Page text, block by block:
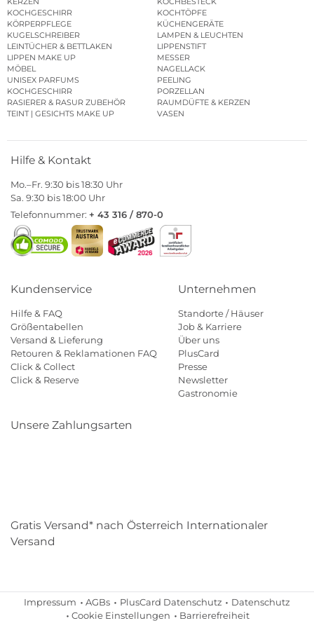
KOCHGESCHIRR
KOCHTÖPFE
KÖRPERPFLEGE
KÜCHENGERÄTE
KUGELSCHREIBER
LAMPEN & LEUCHTEN
LEINTÜCHER & BETTLAKEN
LIPPENSTIFT
LIPPEN MAKE UP
MESSER
MÖBEL
NAGELLACK
UNISEX PARFUMS
PEELING
KOCHGESCHIRR
PORZELLAN
RASIERER & RASUR ZUBEHÖR
RAUMDÜFTE & KERZEN
TEINT | GESICHTS MAKE UP
VASEN
Hilfe & Kontakt
Mo.–Fr. 9:30 bis 18:30 Uhr
Sa. 9:30 bis 18:00 Uhr
Telefonnummer: + 43 316 / 870-0
Kundenservice
Hilfe & FAQ
Größentabellen
Versand & Lieferung
Retouren & Reklamationen FAQ
Click & Collect
Click & Reserve
Unternehmen
Standorte / Häuser
Job & Karriere
Über uns
PlusCard
Presse
Newsletter
Gastronomie
Unsere Zahlungsarten
Gratis Versand* nach Österreich Internationaler
Versand
Impressum AGBs PlusCard Datenschutz
Datenschutz
Cookie Einstellungen
Barrierefreiheit